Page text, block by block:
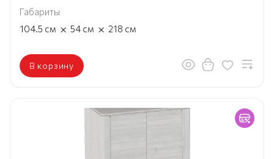
Габариты
104.5 см × 54 см × 218 см
В корзину